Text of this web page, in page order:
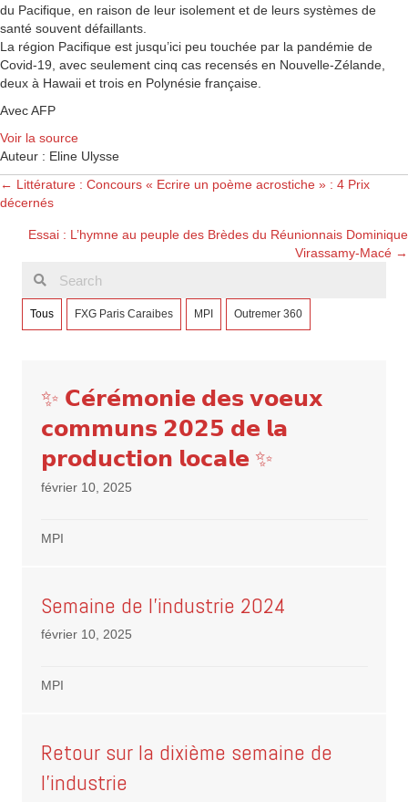
du Pacifique, en raison de leur isolement et de leurs systèmes de
santé souvent défaillants.
La région Pacifique est jusqu’ici peu touchée par la pandémie de
Covid-19, avec seulement cinq cas recensés en Nouvelle-Zélande,
deux à Hawaii et trois en Polynésie française.
Avec AFP
Voir la source
Auteur : Eline Ulysse
Posts
navigation
← Littérature : Concours « Ecrire un poème acrostiche » : 4 Prix
décernés
Essai : L’hymne au peuple des Brèdes du Réunionnais Dominique
Virassamy-Macé →
Tous FXG Paris Caraibes MPI Outremer 360
✨ 𝗖𝗲́𝗿𝗲́𝗺𝗼𝗻𝗶𝗲 𝗱𝗲𝘀 𝘃𝗼𝗲𝘂𝘅
𝗰𝗼𝗺𝗺𝘂𝗻𝘀 𝟮𝟬𝟮𝟱 𝗱𝗲 𝗹𝗮
𝗽𝗿𝗼𝗱𝘂𝗰𝘁𝗶𝗼𝗻 𝗹𝗼𝗰𝗮𝗹𝗲 ✨
février 10, 2025
MPI
Semaine de l’industrie 2024
février 10, 2025
MPI
Retour sur la dixième semaine de
l’industrie